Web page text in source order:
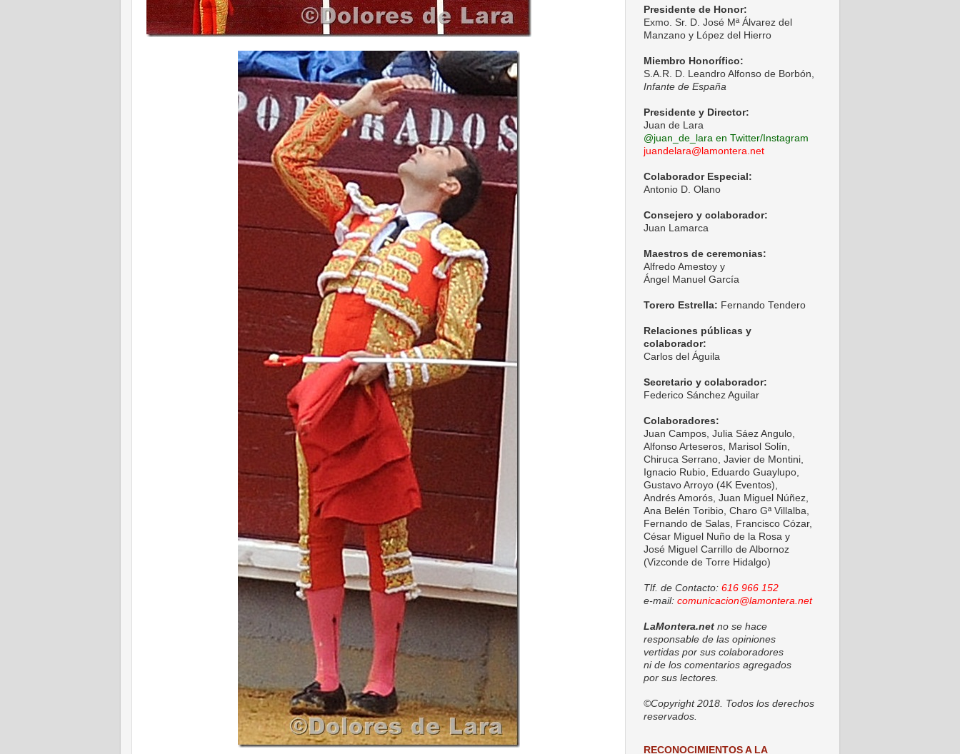
Presidente de Honor:
Exmo. Sr. D. José Mª Álvarez del
Manzano y López del Hierro
Miembro Honorífico:
S.A.R. D. Leandro Alfonso de Borbón,
Infante de España
Presidente y Director:
Juan de Lara
@juan_de_lara en Twitter/Instagram
juandelara@lamontera.net
Colaborador Especial:
Antonio D. Olano
Consejero y colaborador:
Juan Lamarca
Maestros de ceremonias:
Alfredo Amestoy y
Ángel Manuel García
Torero Estrella: Fernando Tendero
Relaciones públicas y
colaborador:
Carlos del Águila
Secretario y colaborador:
Federico Sánchez Aguilar
Colaboradores:
Juan Campos, Julia Sáez Angulo,
Alfonso Arteseros, Marisol Solín,
Chiruca Serrano, Javier de Montini,
Ignacio Rubio, Eduardo Guaylupo,
Gustavo Arroyo (4K Eventos),
Andrés Amorós, Juan Miguel Núñez,
Ana Belén Toribio, Charo Gª Villalba,
Fernando de Salas, Francisco Cózar,
César Miguel Nuño de la Rosa y
José Miguel Carrillo de Albornoz
(Vizconde de Torre Hidalgo)
Tlf. de Contacto: 616 966 152
e-mail: comunicacion@lamontera.net
LaMontera.net no se hace
responsable de las opiniones
vertidas por sus colaboradores
ni de los comentarios agregados
por sus lectores.
©Copyright 2018. Todos los derechos
reservados.
RECONOCIMIENTOS A LA